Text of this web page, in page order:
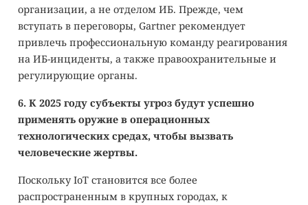
организации, а не отделом ИБ. Прежде, чем
вступать в переговоры, Gartner рекомендует
привлечь профессиональную команду реагирования
на ИБ-инциденты, а также правоохранительные и
регулирующие органы.
6. К 2025 году субъекты угроз будут успешно
применять оружие в операционных
технологических средах, чтобы вызвать
человеческие жертвы.
Поскольку IoT становится все более
распространенным в крупных городах, к